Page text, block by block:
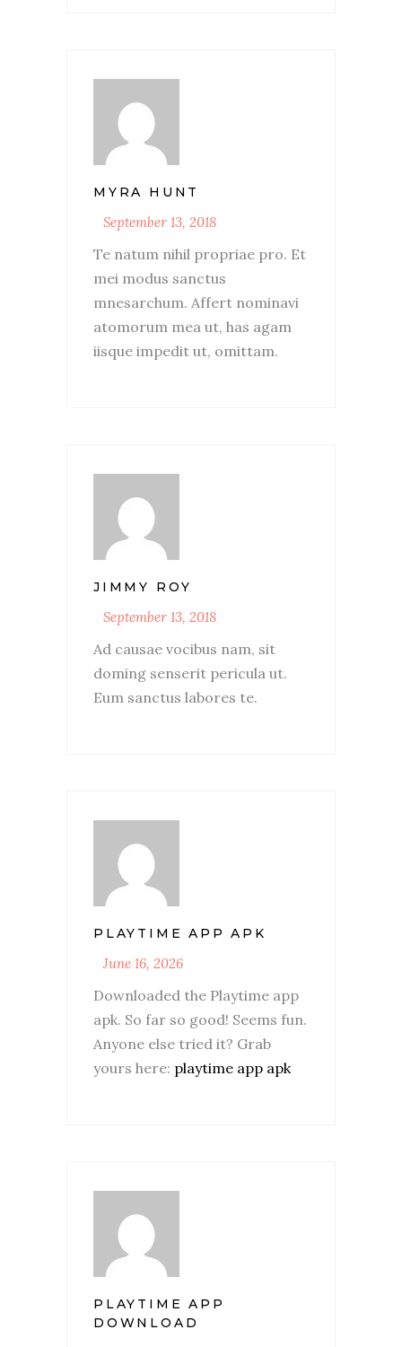
MYRA HUNT
September 13, 2018
Te natum nihil propriae pro. Et
mei modus sanctus
mnesarchum. Affert nominavi
atomorum mea ut, has agam
iisque impedit ut, omittam.
JIMMY ROY
September 13, 2018
Ad causae vocibus nam, sit
doming senserit pericula ut.
Eum sanctus labores te.
PLAYTIME APP APK
June 16, 2026
Downloaded the Playtime app
apk. So far so good! Seems fun.
Anyone else tried it? Grab
yours here: playtime app apk
PLAYTIME APP
DOWNLOAD